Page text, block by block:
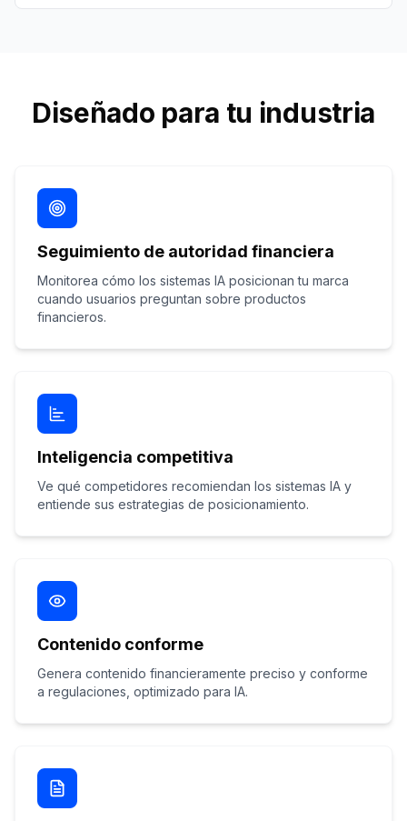
Diseñado para tu industria
Seguimiento de autoridad financiera
Monitorea cómo los sistemas IA posicionan tu marca
cuando usuarios preguntan sobre productos
financieros.
Inteligencia competitiva
Ve qué competidores recomiendan los sistemas IA y
entiende sus estrategias de posicionamiento.
Contenido conforme
Genera contenido financieramente preciso y conforme
a regulaciones, optimizado para IA.